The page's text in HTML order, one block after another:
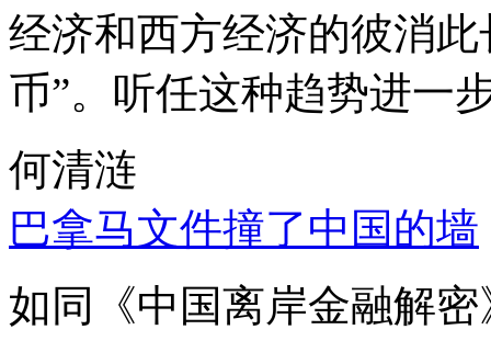
经济和西方经济的彼消
币”。听任这种趋势进一
何清涟
巴拿马文件撞了中国的墙
如同《中国离岸金融解